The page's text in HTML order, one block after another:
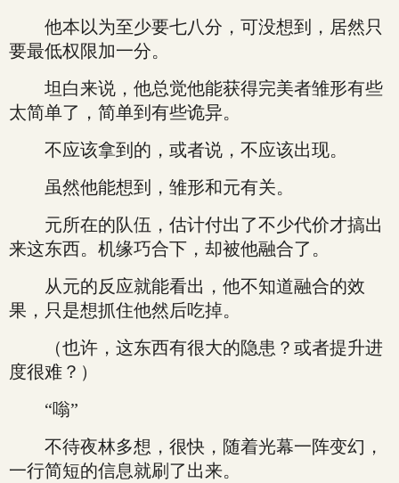
他本以为至少要七八分，可没想到，居然只
要最低权限加一分。
坦白来说，他总觉他能获得完美者雏形有些
太简单了，简单到有些诡异。
不应该拿到的，或者说，不应该出现。
虽然他能想到，雏形和元有关。
元所在的队伍，估计付出了不少代价才搞出
来这东西。机缘巧合下，却被他融合了。
从元的反应就能看出，他不知道融合的效
果，只是想抓住他然后吃掉。
（也许，这东西有很大的隐患？或者提升进
度很难？）
“嗡”
不待夜林多想，很快，随着光幕一阵变幻，
一行简短的信息就刷了出来。